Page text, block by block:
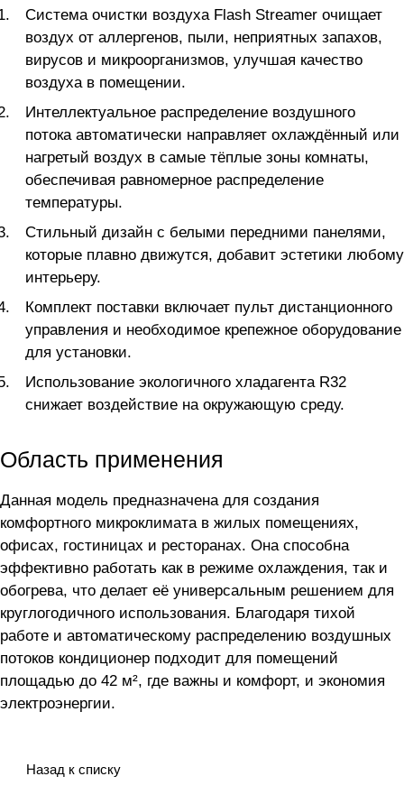
Система очистки воздуха Flash Streamer очищает
воздух от аллергенов, пыли, неприятных запахов,
вирусов и микроорганизмов, улучшая качество
воздуха в помещении.
Интеллектуальное распределение воздушного
потока автоматически направляет охлаждённый или
нагретый воздух в самые тёплые зоны комнаты,
обеспечивая равномерное распределение
температуры.
Стильный дизайн с белыми передними панелями,
которые плавно движутся, добавит эстетики любому
интерьеру.
Комплект поставки включает пульт дистанционного
управления и необходимое крепежное оборудование
для установки.
Использование экологичного хладагента R32
снижает воздействие на окружающую среду.
Область применения
Данная модель предназначена для создания
комфортного микроклимата в жилых помещениях,
офисах, гостиницах и ресторанах. Она способна
эффективно работать как в режиме охлаждения, так и
обогрева, что делает её универсальным решением для
круглогодичного использования. Благодаря тихой
работе и автоматическому распределению воздушных
потоков кондиционер подходит для помещений
площадью до 42 м², где важны и комфорт, и экономия
электроэнергии.
Назад к списку